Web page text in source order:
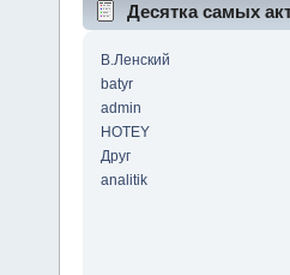
Десятка самых
В.Ленский
batyr
admin
HOTEY
Друг
analitik